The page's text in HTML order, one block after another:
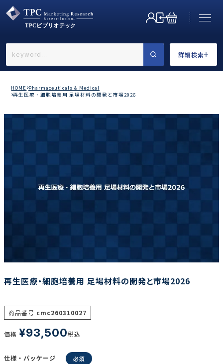
詳細検索
←戻る
調査の種類で選ぶ
リセット
HOME Pharmaceuticals & Medical
再生医療・細胞培養用 足場材料の開発と市場2026
再生医療・細胞培養用 足場材料の開発と市場2026
商品番号 cmc260310027
価格 ¥93,500税込
仕様・パッケージ